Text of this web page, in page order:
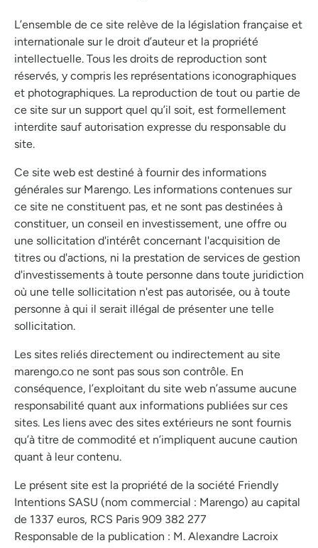
L’ensemble de ce site relève de la législation française et
internationale sur le droit d’auteur et la propriété
intellectuelle. Tous les droits de reproduction sont
réservés, y compris les représentations iconographiques
et photographiques. La reproduction de tout ou partie de
ce site sur un support quel qu’il soit, est formellement
interdite sauf autorisation expresse du responsable du
site.
Ce site web est destiné à fournir des informations
générales sur Marengo. Les informations contenues sur
ce site ne constituent pas, et ne sont pas destinées à
constituer, un conseil en investissement, une offre ou
une sollicitation d'intérêt concernant l'acquisition de
titres ou d'actions, ni la prestation de services de gestion
d'investissements à toute personne dans toute juridiction
où une telle sollicitation n'est pas autorisée, ou à toute
personne à qui il serait illégal de présenter une telle
sollicitation.
Les sites reliés directement ou indirectement au site
marengo.co ne sont pas sous son contrôle. En
conséquence, l’exploitant du site web n’assume aucune
responsabilité quant aux informations publiées sur ces
sites. Les liens avec des sites extérieurs ne sont fournis
qu’à titre de commodité et n’impliquent aucune caution
quant à leur contenu.
Le présent site est la propriété de la société Friendly
Intentions SASU (nom commercial : Marengo) au capital
de 1337 euros, RCS Paris 909 382 277
Responsable de la publication : M. Alexandre Lacroix